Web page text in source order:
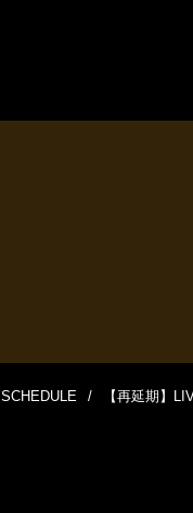
SCHEDULE 【再延期】